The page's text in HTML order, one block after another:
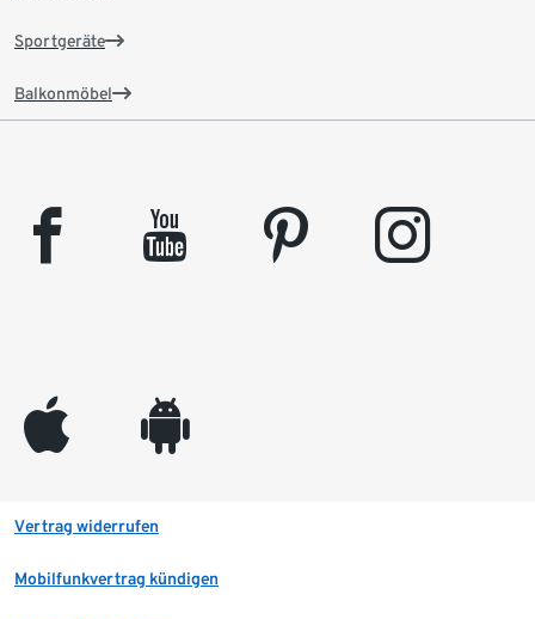
Sportgeräte
Balkonmöbel
facebook youtube pinterest instagram
appleinc android
Vertrag widerrufen
Mobilfunkvertrag kündigen